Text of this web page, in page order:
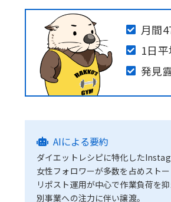
月間
1日
発見
AIによる要約
ダイエットレシピに特化した
女性フォロワーが多数を占めスト
リポスト運用が中心で作業負荷を
別事業への注力に伴い譲渡。